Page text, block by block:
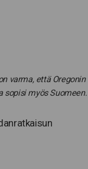
varma, että Oregonin
sopisi myös Suomeen.